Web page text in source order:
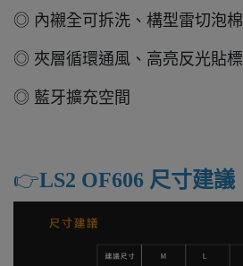
◎ 內襯全可拆洗、構型雷切泡棉
◎ 夾層循環通風、高亮反光貼標
◎ 藍牙擴充空間
👉️LS2 OF606 尺寸建議